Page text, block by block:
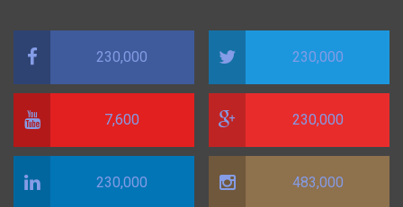
230,000 230,000
7,600 230,000
230,000 483,000